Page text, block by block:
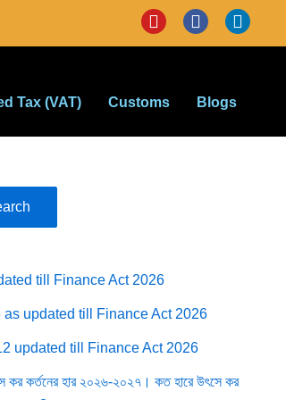
Y
o
u
b
F
a
c
o
k
L
i
n
d
n
Tax (VAT) Customs Blogs
till Finance Act 2026
as updated till Finance Act 2026
updated till Finance Act 2026
কর কর্তনের হার ২০২৬-২০২৭। কত হারে উৎসে কর